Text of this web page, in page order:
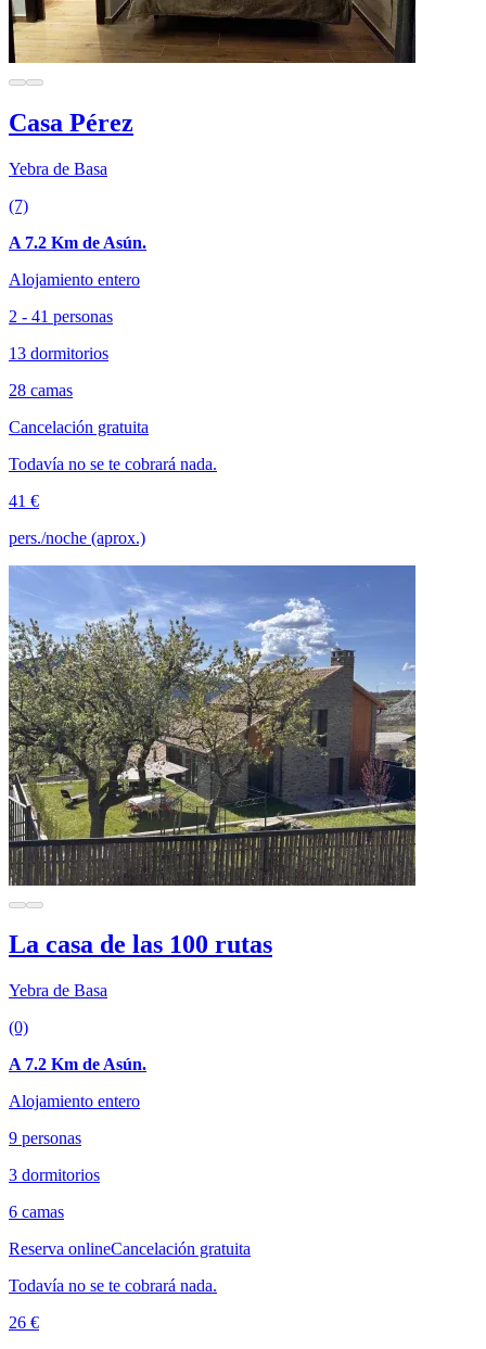
Casa Pérez
Yebra de Basa
(7)
A 7.2 Km de Asún.
Alojamiento entero
2 - 41 personas
13 dormitorios
28 camas
Cancelación gratuita
Todavía no se te cobrará nada.
41 €
pers./noche (aprox.)
La casa de las 100 rutas
Yebra de Basa
(0)
A 7.2 Km de Asún.
Alojamiento entero
9 personas
3 dormitorios
6 camas
Reserva onlineCancelación gratuita
Todavía no se te cobrará nada.
26 €